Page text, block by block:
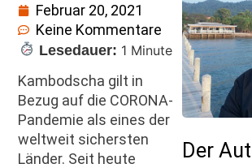
Februar 20, 2021
Keine Kommentare
Lesedauer: 1 Minute
Kambodscha gilt in
Bezug auf die CORONA-
Pandemie als eines der
weltweit sichersten
Länder. Seit heute
Der